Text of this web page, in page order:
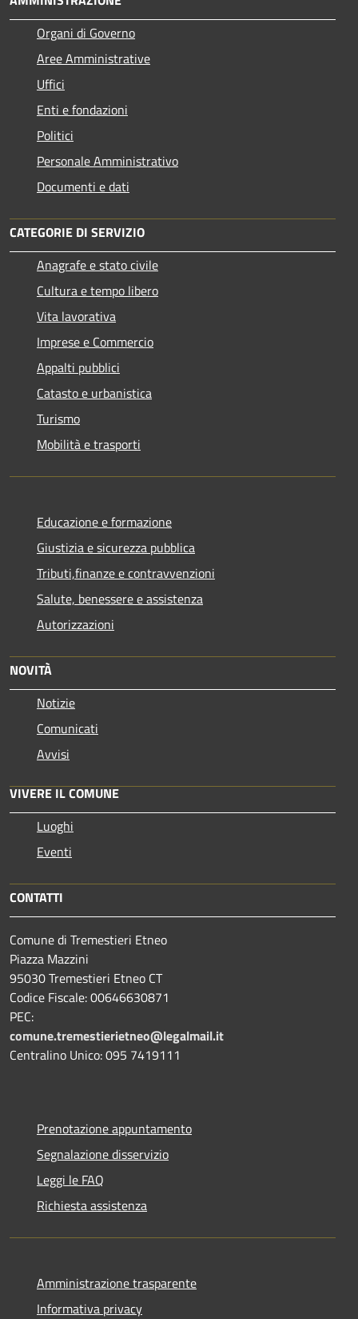
Organi di Governo
Aree Amministrative
Uffici
Enti e fondazioni
Politici
Personale Amministrativo
Documenti e dati
CATEGORIE DI SERVIZIO
Anagrafe e stato civile
Cultura e tempo libero
Vita lavorativa
Imprese e Commercio
Appalti pubblici
Catasto e urbanistica
Turismo
Mobilità e trasporti
Educazione e formazione
Giustizia e sicurezza pubblica
Tributi,finanze e contravvenzioni
Salute, benessere e assistenza
Autorizzazioni
NOVITÀ
Notizie
Comunicati
Avvisi
VIVERE IL COMUNE
Luoghi
Eventi
CONTATTI
Comune di Tremestieri Etneo
Piazza Mazzini
95030 Tremestieri Etneo CT
Codice Fiscale: 00646630871
PEC:
comune.tremestierietneo@legalmail.it
Centralino Unico: 095 7419111
Prenotazione appuntamento
Segnalazione disservizio
Leggi le FAQ
Richiesta assistenza
Amministrazione trasparente
Informativa privacy